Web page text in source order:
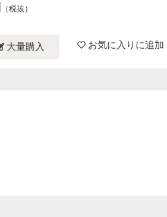
（税抜）
大量購入 お気に入りに追加